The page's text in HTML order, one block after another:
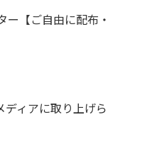
ー【ご自由に配布・
ディアに取り上げら